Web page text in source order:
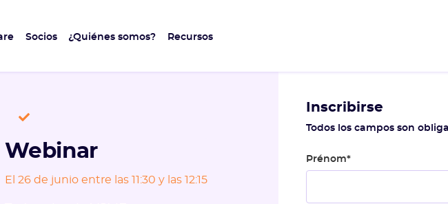
Socios ¿Quiénes somos? Recursos
Webinar
El 26 de junio entre las 11:30 y las 12:15
Inscribirse
Todos los campos son
Prénom*